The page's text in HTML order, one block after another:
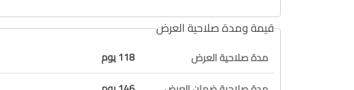
قيمة ومدة صلاحية العرض
مدة صلاحية العرض
118 يوم